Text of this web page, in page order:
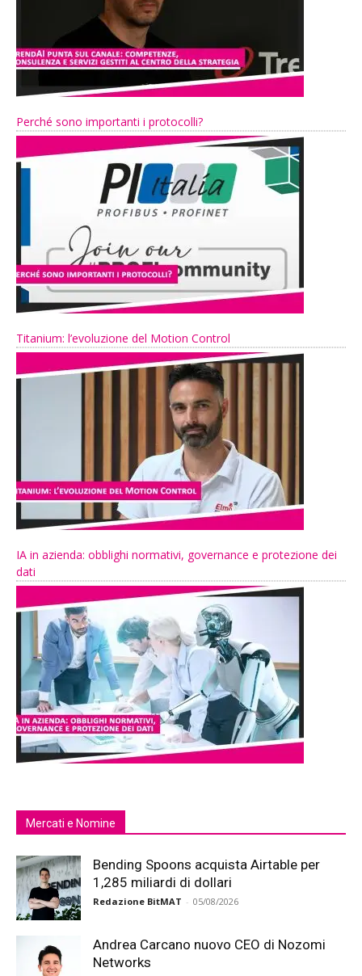
Perché sono importanti i protocolli?
Titanium: l’evoluzione del Motion Control
IA in azienda: obblighi normativi, governance e protezione dei
dati
Mercati e Nomine
Bending Spoons acquista Airtable per
1,285 miliardi di dollari
Redazione BitMAT - 05/08/2026
Andrea Carcano nuovo CEO di Nozomi
Networks